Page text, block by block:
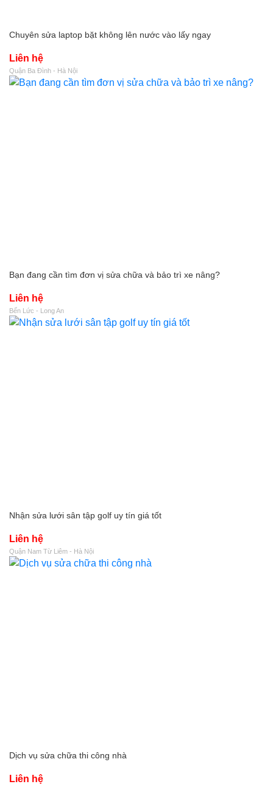
Chuyên sửa laptop bặt không lên nước vào lấy ngay
Liên hệ
Quận Ba Đình - Hà Nội
Bạn đang cần tìm đơn vị sửa chữa và bảo trì xe nâng?
Liên hệ
Bến Lức - Long An
Nhận sửa lưới sân tập golf uy tín giá tốt
Liên hệ
Quận Nam Từ Liêm - Hà Nội
Dịch vụ sửa chữa thi công nhà
Liên hệ